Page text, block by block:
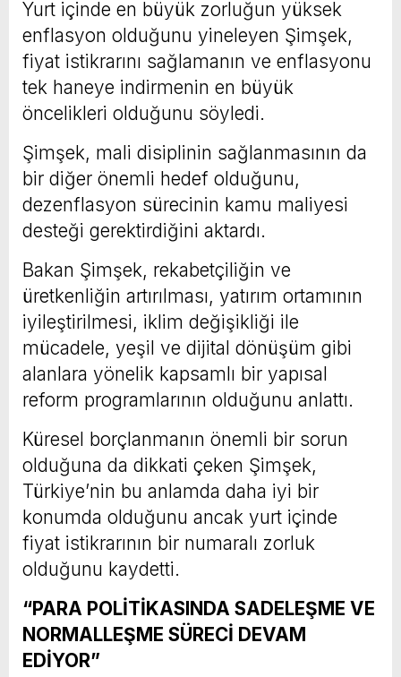
Yurt içinde en büyük zorluğun yüksek
enflasyon olduğunu yineleyen Şimşek,
fiyat istikrarını sağlamanın ve enflasyonu
tek haneye indirmenin en büyük
öncelikleri olduğunu söyledi.
Şimşek, mali disiplinin sağlanmasının da
bir diğer önemli hedef olduğunu,
dezenflasyon sürecinin kamu maliyesi
desteği gerektirdiğini aktardı.
Bakan Şimşek, rekabetçiliğin ve
üretkenliğin artırılması, yatırım ortamının
iyileştirilmesi, iklim değişikliği ile
mücadele, yeşil ve dijital dönüşüm gibi
alanlara yönelik kapsamlı bir yapısal
reform programlarının olduğunu anlattı.
Küresel borçlanmanın önemli bir sorun
olduğuna da dikkati çeken Şimşek,
Türkiye’nin bu anlamda daha iyi bir
konumda olduğunu ancak yurt içinde
fiyat istikrarının bir numaralı zorluk
olduğunu kaydetti.
“PARA POLİTİKASINDA SADELEŞME VE
NORMALLEŞME SÜRECİ DEVAM
EDİYOR”